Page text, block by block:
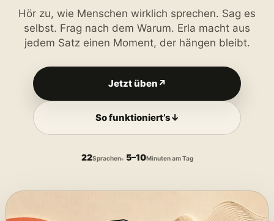
Hör zu, wie Menschen wirklich sprechen. Sag es
selbst. Frag nach dem Warum. Erla macht aus
jedem Satz einen Moment, der hängen bleibt.
Jetzt üben ↗
So funktioniert’s↓
22Sprachen 5–10Minuten am Tag